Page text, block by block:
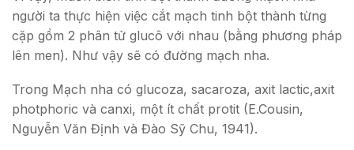
người ta thực hiện việc cắt mạch tinh bột thành từng
cặp gồm 2 phân tử glucô với nhau (bằng phương pháp
lên men). Như vậy sẽ có đường mạch nha.
Trong Mạch nha có glucoza, sacaroza, axit lactic,axit
photphoric và canxi, một ít chất protit (E.Cousin,
Nguyễn Văn Định và Đào Sỹ Chu, 1941).